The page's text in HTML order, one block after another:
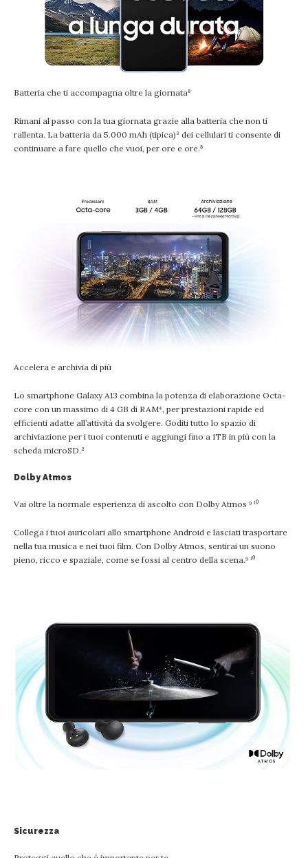
Batteria che ti accompagna oltre la giornata⁸
Rimani al passo con la tua giornata grazie alla batteria che non ti
rallenta. La batteria da 5.000 mAh (tipica)³ dei cellulari ti consente di
continuare a fare quello che vuoi, per ore e ore.⁸
Accelera e archivia di più
Lo smartphone Galaxy A13 combina la potenza di elaborazione Octa-
core con un massimo di 4 GB di RAM⁴, per prestazioni rapide ed
efficienti adatte all’attività da svolgere. Goditi tutto lo spazio di
archiviazione per i tuoi contenuti e aggiungi fino a 1TB in più con la
scheda microSD.²
Dolby Atmos
Vai oltre la normale esperienza di ascolto con Dolby Atmos ⁹ ¹⁰
Collega i tuoi auricolari allo smartphone Android e lasciati trasportare
nella tua musica e nei tuoi film. Con Dolby Atmos, sentirai un suono
pieno, ricco e spaziale, come se fossi al centro della scena.⁹ ¹⁰
Sicurezza